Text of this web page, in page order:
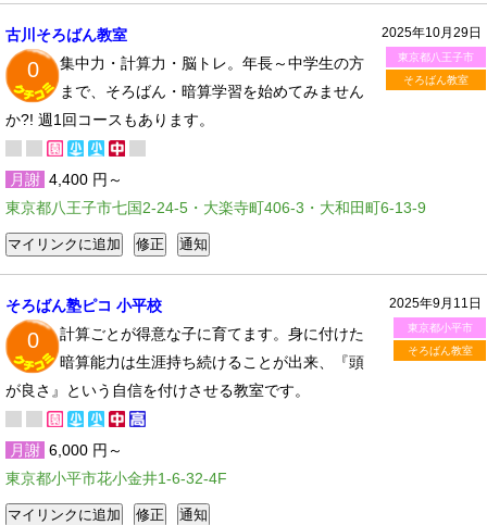
2025年10月29日
東京都八王子市
そろばん教室
古川そろばん教室
0
集中力・計算力・脳トレ。年長～中学生の方
まで、そろばん・暗算学習を始めてみません
か?! 週1回コースもあります。
月謝 4,400 円～
東京都八王子市七国2-24-5・大楽寺町406-3・大和田町6-13-9
2025年9月11日
東京都小平市
そろばん教室
そろばん塾ピコ 小平校
0
計算ごとが得意な子に育てます。身に付けた
暗算能力は生涯持ち続けることが出来、『頭
が良さ』という自信を付けさせる教室です。
月謝 6,000 円～
東京都小平市花小金井1-6-32-4F